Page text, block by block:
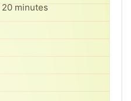
20 minutes